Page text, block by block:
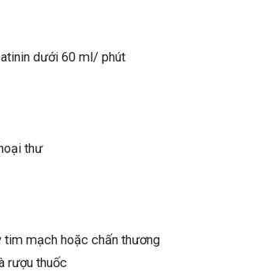
dưới 60 ml/ phút
thư
tim mạch hoặc chấn thương
rượu thuốc